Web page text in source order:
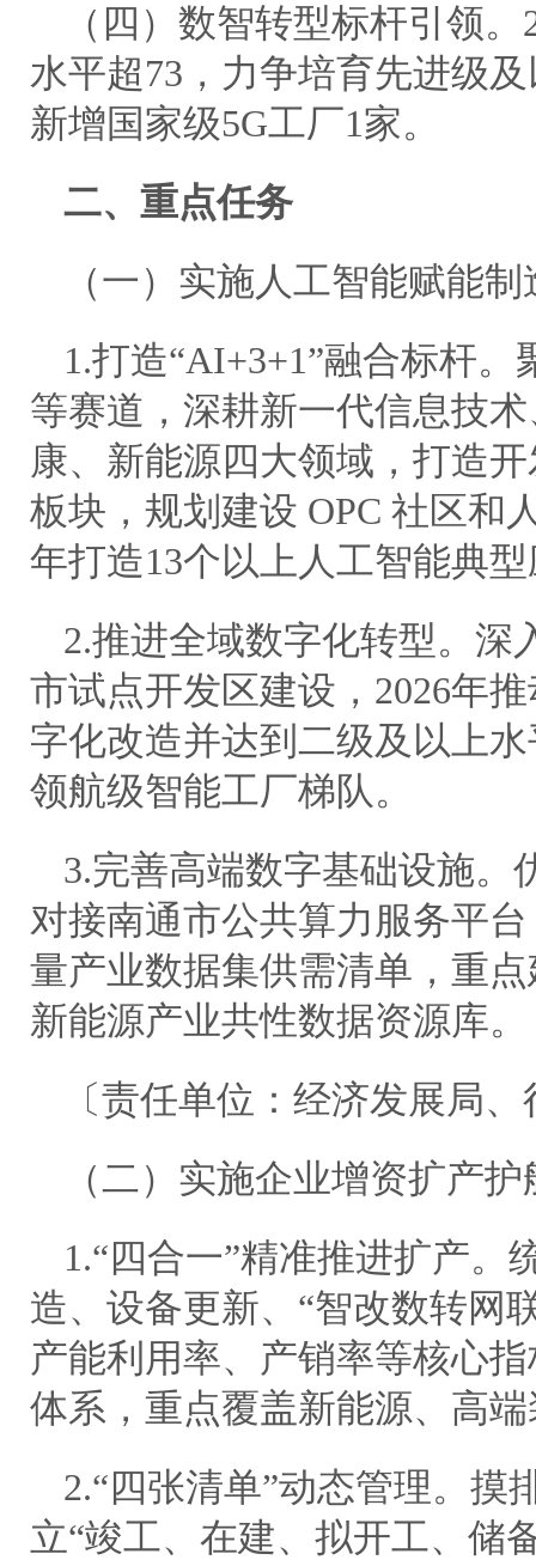
（四）数智转型标杆引领
水平超73，力争培育先进级
新增国家级5G工厂1家。
二、重点任务
（一）实施人工智能赋能
1.打造“AI+3+1”融合标杆
等赛道，深耕新一代信息技
康、新能源四大领域，打造
板块，规划建设 OPC 社区和
年打造13个以上人工智能典
2.推进全域数字化转型。深
市试点开发区建设，2026年
字化改造并达到二级及以上
领航级智能工厂梯队。
3.完善高端数字基础设施。
对接南通市公共算力服务平
量产业数据集供需清单，重
新能源产业共性数据资源库。
〔责任单位：经济发展局
（二）实施企业增资扩产
1.“四合一”精准推进扩产。
造、设备更新、“智改数转网
产能利用率、产销率等核心
体系，重点覆盖新能源、高
2.“四张清单”动态管理。摸
立“竣工、在建、拟开工、储